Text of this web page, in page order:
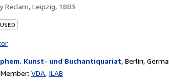
Reclam, Leipzig, 1883
Kunst- und Buchantiquariat, Berlin,
VDA ILAB